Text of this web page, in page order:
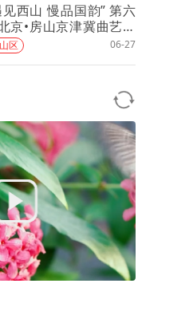
见西山 慢品国韵” 第六
京•房山京津冀曲艺邀
开幕
区 06-27